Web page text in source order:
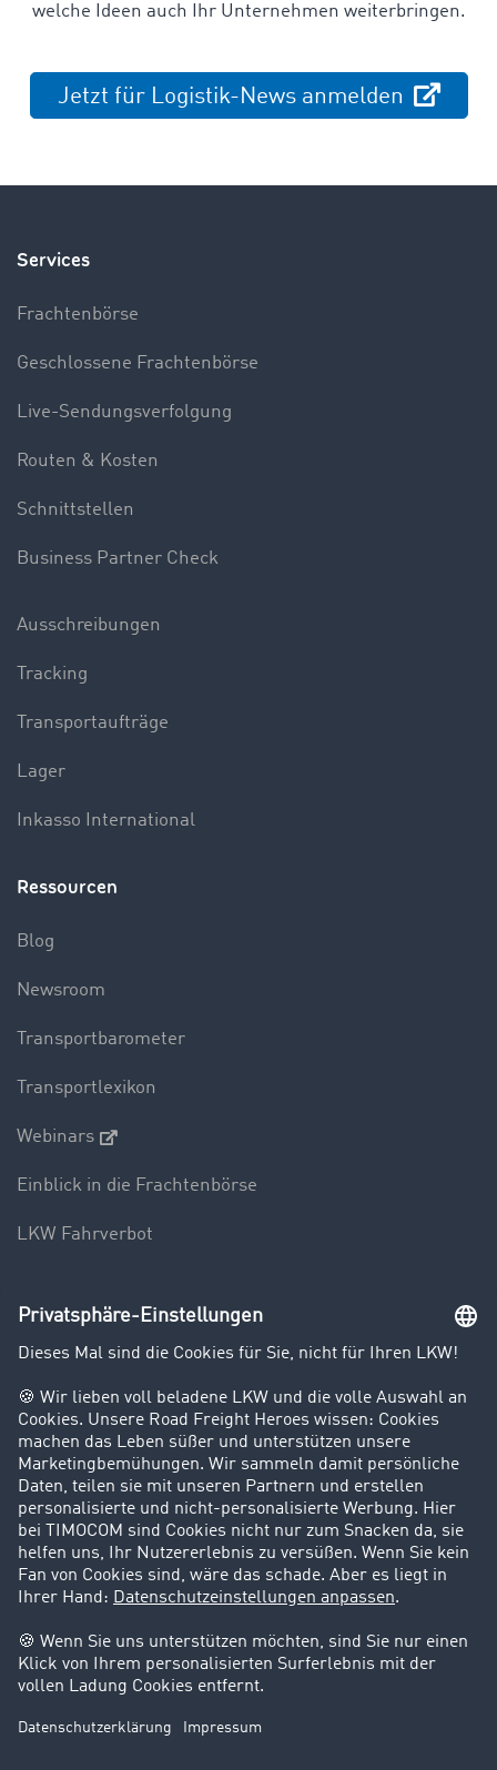
welche Ideen auch Ihr Unternehmen weiterbringen.
Jetzt für Logistik-News anmelden
Services
Frachtenbörse
Geschlossene Frachtenbörse
Live-Sendungsverfolgung
Routen & Kosten
Schnittstellen
Business Partner Check
Ausschreibungen
Tracking
Transportaufträge
Lager
Inkasso International
Ressourcen
Blog
Newsroom
Transportbarometer
Transportlexikon
Webinars
Einblick in die Frachtenbörse
LKW Fahrverbot
Unternehmen
Kunden werben Kunden
Success Stories
Karriere
Support
Kontakt
Rechtliches
Impressum
AGB